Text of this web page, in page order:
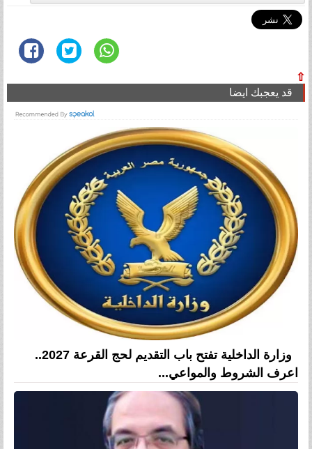
⇧
قد يعجبك ايضا
وزارة الداخلية تفتح باب التقديم لحج القرعة 2027..
اعرف الشروط والمواعي...